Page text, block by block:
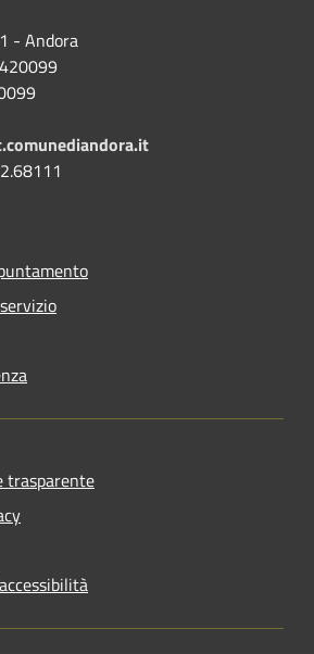
- Andora
trasparente